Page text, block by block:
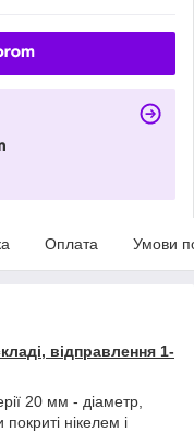
Оплата Умови
відправлення 1-
20 мм - діаметр,
нікелем і